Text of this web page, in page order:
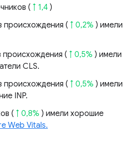
( ↑ 1,4 )
происхождения ( ↑ 0,2% ) имели
происхождения ( ↑ 0,5% ) имели
CLS.
происхождения ( ↑ 0,5% ) имели
INP.
( ↑ 0,8% ) имели хорошие
Web Vitals.